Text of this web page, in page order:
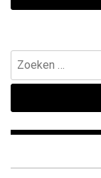
Zoeken
naar: